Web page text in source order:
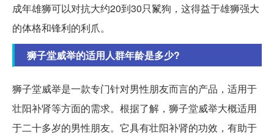
成年雄狮可以对抗大约20到30只鬣狗，这得益于雄狮强大
的体格和锋利的利爪。
狮子堂威举的适用人群年龄是多少?
狮子堂威举是一款专门针对男性朋友而言的产品，适用于
壮阳补肾等方面的需求。根据了解，狮子堂威举大概适用
于二十多岁的男性朋友。它具有壮阳补肾的功效，有助于